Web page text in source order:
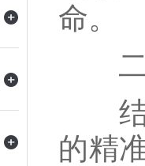
命。
二
结
的精